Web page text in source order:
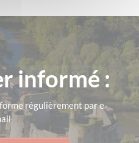
informé :
régulièrement par e-